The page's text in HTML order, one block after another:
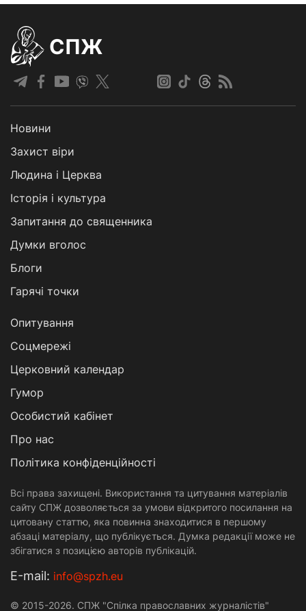
СПЖ
Новини
Захист віри
Людина і Церква
Історія і культура
Запитання до священника
Думки вголос
Блоги
Гарячі точки
Опитування
Соцмережі
Церковний календар
Гумор
Особистий кабінет
Про нас
Політика конфіденційності
Всі права захищені. Використання та цитування матеріалів
сайту СПЖ дозволяється за умови відкритого посилання на
цитовану статтю, яка повинна знаходитися в першому
абзаці матеріалу, що публікується. Думка редакції може не
збігатися з позицією авторів публікацій.
Е-mail: info@spzh.eu
© 2015-2026. СПЖ "Спілка православних журналістів"